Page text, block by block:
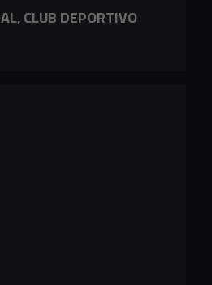
CLUB DEPORTIVO